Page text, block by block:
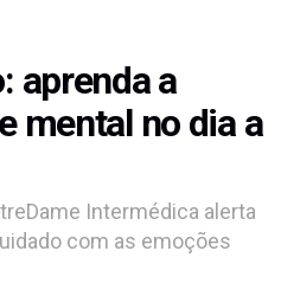
aprenda a
mental no dia a
Intermédica alerta
com as emoções